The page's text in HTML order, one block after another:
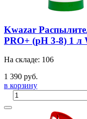
Kwazar
PRO+ (pH 3-8) 1 л
На складе: 106
1 390 руб.
в корзину